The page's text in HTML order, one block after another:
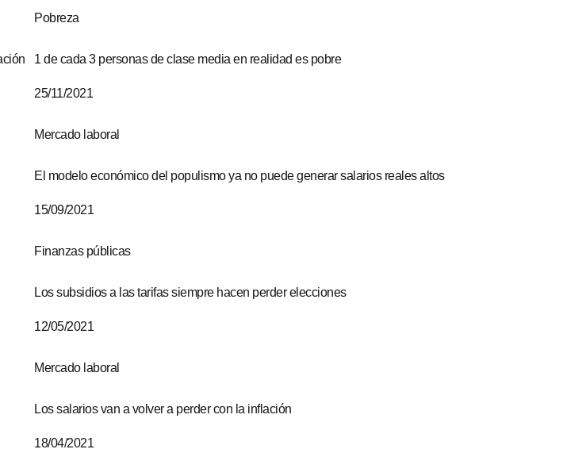
Pobreza
1 de cada 3 personas de clase media en realidad es pobre
25/11/2021
Mercado laboral
El modelo económico del populismo ya no puede generar salarios reales altos
15/09/2021
Finanzas públicas
Los subsidios a las tarifas siempre hacen perder elecciones
12/05/2021
Mercado laboral
Los salarios van a volver a perder con la inflación
18/04/2021